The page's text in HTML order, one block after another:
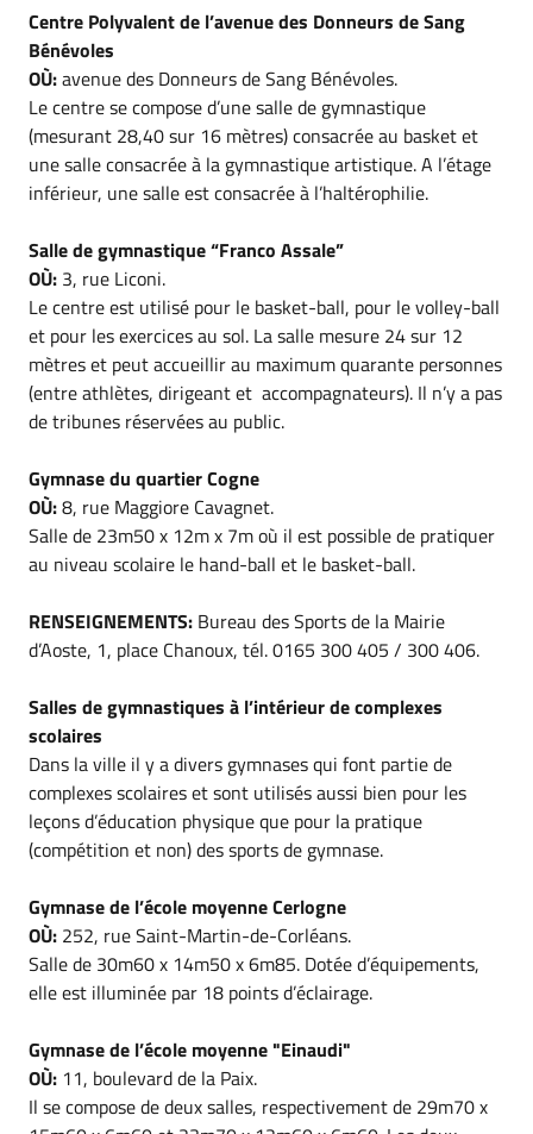
Centre Polyvalent de l’avenue des Donneurs de Sang
Bénévoles
OÙ:avenue des Donneurs de Sang Bénévoles.
Le centre se compose d’une salle de gymnastique
(mesurant 28,40 sur 16 mètres) consacrée au basket et
une salle consacrée à la gymnastique artistique. A l’étage
inférieur, une salle est consacrée à l’haltérophilie.
Salle de gymnastique “Franco Assale”
OÙ: 3, rue Liconi.
Le centre est utilisé pour le basket-ball, pour le volley-ball
et pour les exercices au sol. La salle mesure 24 sur 12
mètres et peut accueillir au maximum quarante personnes
(entre athlètes, dirigeant et accompagnateurs). Il n’y a pas
de tribunes réservées au public.
Gymnase du quartier Cogne
OÙ:8, rue Maggiore Cavagnet.
Salle de 23m50 x 12m x 7m où il est possible de pratiquer
au niveau scolaire le hand-ball et le basket-ball.
RENSEIGNEMENTS: Bureau des Sports de la Mairie
d’Aoste, 1, place Chanoux, tél. 0165 300 405 / 300 406.
Salles de gymnastiques à l’intérieur de complexes
scolaires
Dans la ville il y a divers gymnases qui font partie de
complexes scolaires et sont utilisés aussi bien pour les
leçons d’éducation physique que pour la pratique
(compétition et non) des sports de gymnase.
Gymnase de l’école moyenne Cerlogne
OÙ: 252, rue Saint-Martin-de-Corléans.
Salle de 30m60 x 14m50 x 6m85. Dotée d’équipements,
elle est illuminée par 18 points d’éclairage.
Gymnase de l’école moyenne "Einaudi"
OÙ: 11, boulevard de la Paix.
Il se compose de deux salles, respectivement de 29m70 x